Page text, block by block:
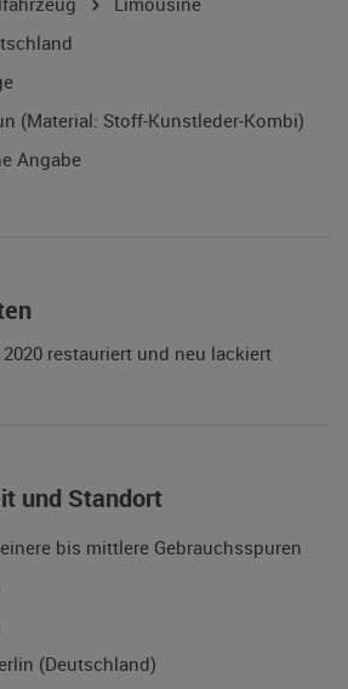
(Material: Stoff-Kunstleder-Kombi)
Angabe
restauriert und neu lackiert
und Standort
bis mittlere Gebrauchsspuren
(Deutschland)